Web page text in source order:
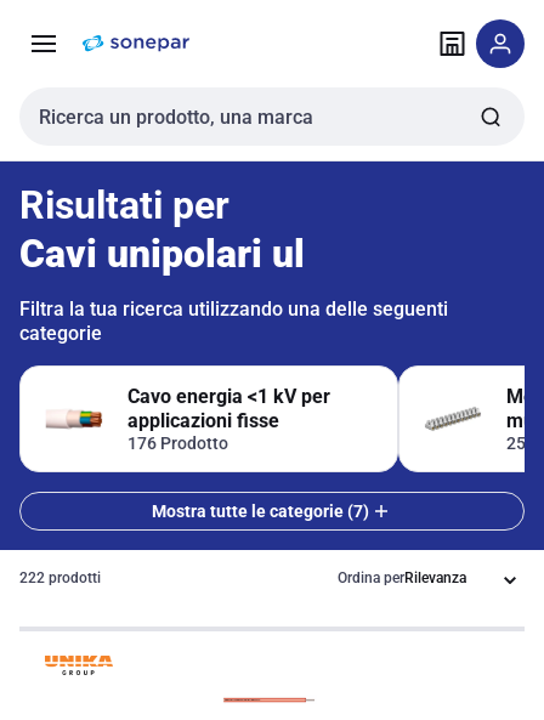
navigazione alla
Cerca input
Risultati per
Cavi unipolari ul
Filtra la tua ricerca utilizzando una delle seguenti
categorie
Cavo energia <1 kV per
applicazioni fisse
176 Prodotto 25
Mostra tutte le categorie (7)
222 prodotti Ordina per